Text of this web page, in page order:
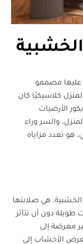
عليها مصممو
كلاسيكيًا كان
الأرضيات
والسر وراء
هو تعدد مزاياه
هي صلابتها
طويلة دون أن تتأثر
معرضة إلى
تعرض الأخشاب إلى